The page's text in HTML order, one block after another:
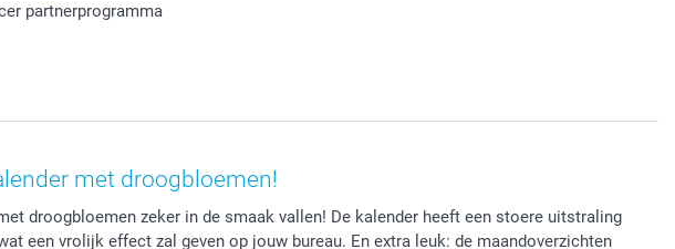
partnerprogramma
met droogbloemen!
droogbloemen zeker in de smaak vallen! De kalender heeft een stoere uitstraling
een vrolijk effect zal geven op jouw bureau. En extra leuk: de maandoverzichten